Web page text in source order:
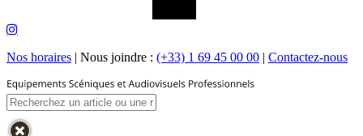
Nos horaires | Nous joindre : (+33) 1 69 45 00 00 | Contactez-nous